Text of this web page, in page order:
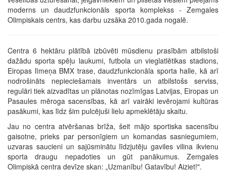
moderns un daudzfunkcionāls sporta komplekss - Zemgales
Olimpiskais centrs, kas darbu uzsāka 2010.gada nogalē.
Centra 6 hektāru plātībā izbūvēti mūsdienu prasībām atbilstoši
dažādu sporta spēļu laukumi, futbola un vieglatlētikas stadions,
Eiropas līmeņa BMX trase, daudzfunkcionāla sporta halle, kā arī
nodrošināts nepieciešamais inventārs un atbilstošs serviss,
regulāri tiek aizvadītas un plānotas nozīmīgas Latvijas, Eiropas un
Pasaules mēroga sacensības, kā arī vairāki ievērojami kultūras
pasākumi, kas līdz šim pulcējuši lielu apmeklētāju skaitu.
Jau no centra atvēršanas brīža, šeit mājo sportiska sacensību
gaisotne, prieks par personīgiem un komandas sasniegumiem,
uzvaras saucieni un sajūsminātu līdzjutēju gaviles vilina ikvienu
sporta draugu nepadoties un gūt panākumus. Zemgales
Olimpiskā centra devīze skan: „Uzmanību! Gatavību! Aiziet!".